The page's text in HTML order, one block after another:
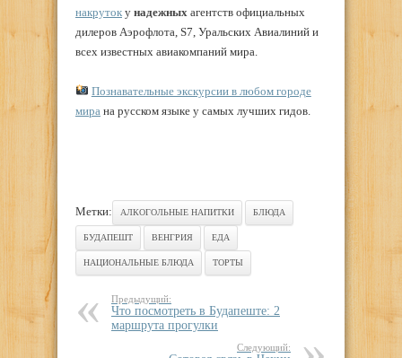
накруток у надежных агентств официальных
дилеров Аэрофлота, S7, Уральских Авиалиний и
всех известных авиакомпаний мира.
Познавательные экскурсии в любом городе
мира на русском языке у самых лучших гидов.
Метки: АЛКОГОЛЬНЫЕ НАПИТКИ БЛЮДА
БУДАПЕШТ ВЕНГРИЯ ЕДА
НАЦИОНАЛЬНЫЕ БЛЮДА ТОРТЫ
Предыдущий:
Что посмотреть в Будапеште: 2
маршрута прогулки
Следующий: